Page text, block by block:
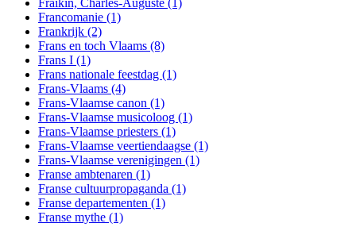
Fraikin, Charles-Auguste (1)
Francomanie (1)
Frankrijk (2)
Frans en toch Vlaams (8)
Frans I (1)
Frans nationale feestdag (1)
Frans-Vlaams (4)
Frans-Vlaamse canon (1)
Frans-Vlaamse musicoloog (1)
Frans-Vlaamse priesters (1)
Frans-Vlaamse veertiendaagse (1)
Frans-Vlaamse verenigingen (1)
Franse ambtenaren (1)
Franse cultuurpropaganda (1)
Franse departementen (1)
Franse mythe (1)